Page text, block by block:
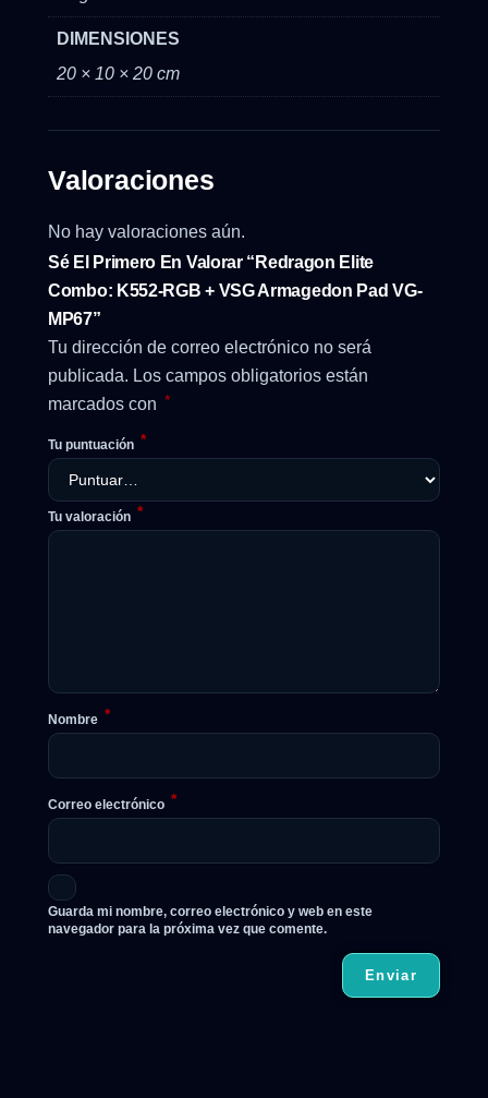
DIMENSIONES
20 × 10 × 20 cm
Valoraciones
No hay valoraciones aún.
Sé El Primero En Valorar “Redragon Elite
Combo: K552-RGB + VSG Armagedon Pad VG-
MP67”
Tu dirección de correo electrónico no será
publicada. Los campos obligatorios están
marcados con *
Tu puntuación *
Tu valoración *
Nombre *
Correo electrónico *
Guarda mi nombre, correo electrónico y web en este
navegador para la próxima vez que comente.